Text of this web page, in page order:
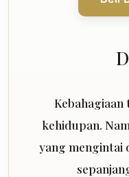
kehidupan.
yang mengintai